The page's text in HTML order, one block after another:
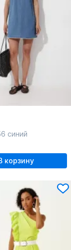
синий
корзину